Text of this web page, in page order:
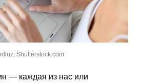
Shutterstock.com
— каждая из нас или